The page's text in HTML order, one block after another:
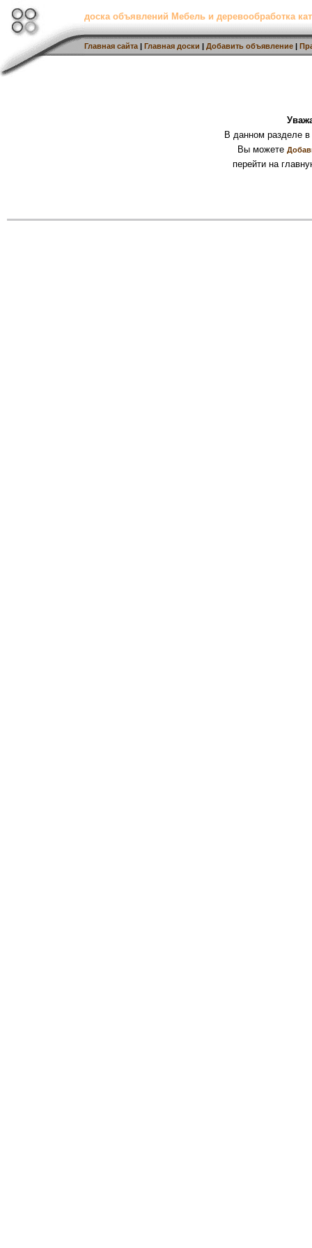
доска объявлений Мебель и деревообработка
Главная сайта | Главная доски | Добавить объявление |
В данном разделе
Вы можете
перейти на